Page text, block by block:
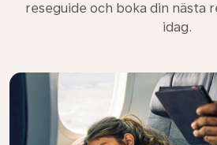
reseguide och boka din nästa
idag.